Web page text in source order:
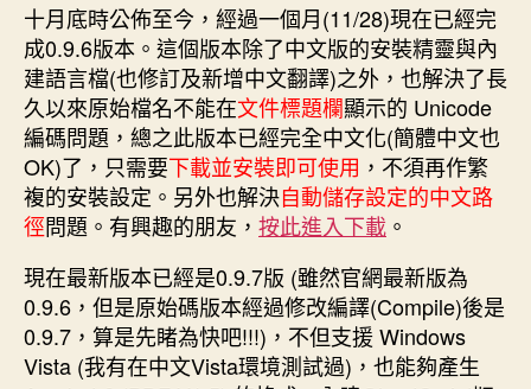
十月底時公佈至今，經過一個月(11/28)現在已經完
成0.9.6版本。這個版本除了中文版的安裝精靈與內
建語言檔(也修訂及新增中文翻譯)之外，也解決了長
久以來原始檔名不能在文件標題欄顯示的 Unicode
編碼問題，總之此版本已經完全中文化(簡體中文也
OK)了，只需要下載並安裝即可使用 ，不須再作繁
複的安裝設定。另外也解決自動儲存設定的中文路
徑問題。有興趣的朋友， 按此進入下載 。
現在最新版本已經是0.9.7版 (雖然官網最新版為
0.9.6，但是原始碼版本經過修改編譯(Compile)後是
0.9.7，算是先睹為快吧!!!)，不但支援 Windows
Vista (我有在中文Vista環境測試過)，也能夠產生